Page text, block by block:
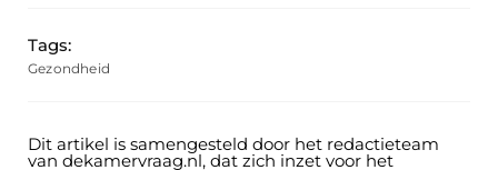
Tags:
Gezondheid
Dit artikel is samengesteld door het redactieteam
van dekamervraag.nl, dat zich inzet voor het